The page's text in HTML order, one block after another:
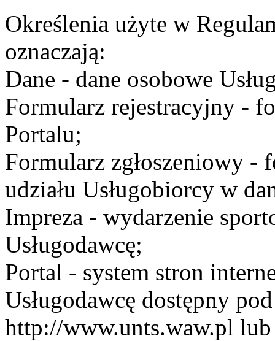
Określenia użyte w
oznaczają:
Dane - dane osobowe
Formularz rejestracyjny -
Portalu;
Formularz zgłoszeniowy -
udziału Usługobiorcy w
Impreza - wydarzenie
Usługodawcę;
Portal - system stron
Usługodawcę dostępny
http://www.unts.waw.pl lub